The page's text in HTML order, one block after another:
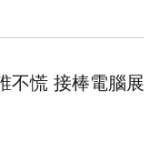
不慌 接棒電腦展